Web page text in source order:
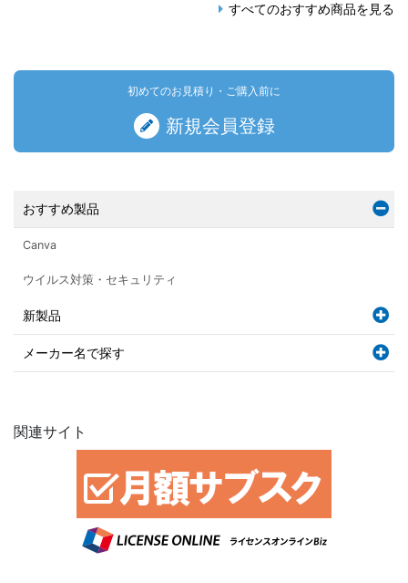
すべてのおすすめ商品を見る
初めてのお見積り・ご購入前に
新規会員登録
おすすめ製品
Canva
ウイルス対策・セキュリティ
新製品
メーカー名で探す
関連サイト